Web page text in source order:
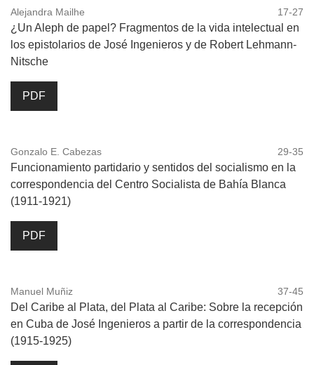
Alejandra Mailhe 17-27
¿Un Aleph de papel? Fragmentos de la vida intelectual en
los epistolarios de José Ingenieros y de Robert Lehmann-
Nitsche
PDF
Gonzalo E. Cabezas 29-35
Funcionamiento partidario y sentidos del socialismo en la
correspondencia del Centro Socialista de Bahía Blanca
(1911-1921)
PDF
Manuel Muñiz 37-45
Del Caribe al Plata, del Plata al Caribe: Sobre la recepción
en Cuba de José Ingenieros a partir de la correspondencia
(1915-1925)